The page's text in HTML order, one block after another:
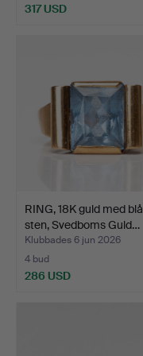
317 USD
RING, 18K guld med blå
sten, Svedboms Guld…
Klubbades 6 jun 2026
4 bud
286 USD